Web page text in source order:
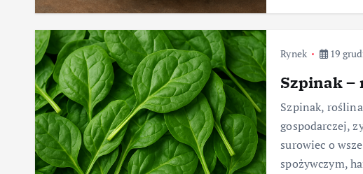
Rynek 19
Szpinak –
Szpinak,
gospodarczej,
surowiec o
spożywczym,